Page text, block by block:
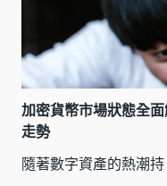
加密貨幣市場狀態全
走勢
隨著數字資產的熱潮持